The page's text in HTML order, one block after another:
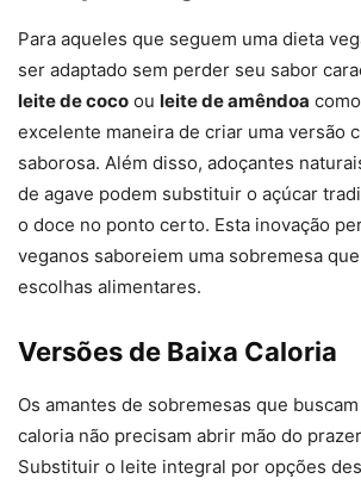
Para aqueles que seguem uma dieta
ser adaptado sem perder seu sabor
leite de coco ou leite de amêndoa
excelente maneira de criar uma versão
saborosa. Além disso, adoçantes
de agave podem substituir o açúcar
o doce no ponto certo. Esta inovação
veganos saboreiem uma sobremesa
escolhas alimentares.
Versões de Baixa Caloria
Os amantes de sobremesas que
caloria não precisam abrir mão do
Substituir o leite integral por opções